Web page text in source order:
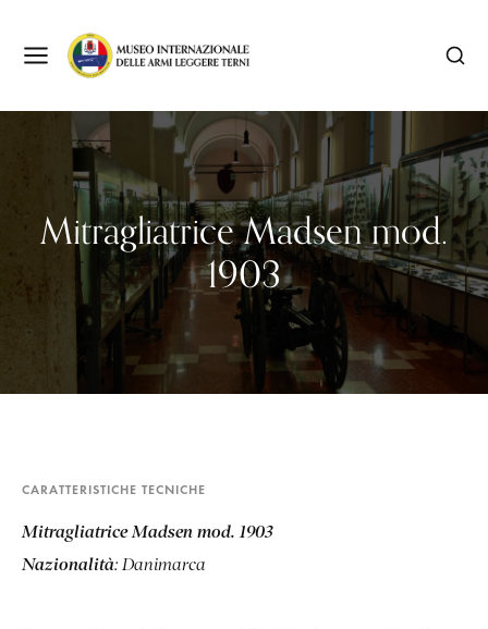
Mitragliatrice Madsen mod.
1903
CARATTERISTICHE TECNICHE
Mitragliatrice Madsen mod. 1903
Nazionalità: Danimarca